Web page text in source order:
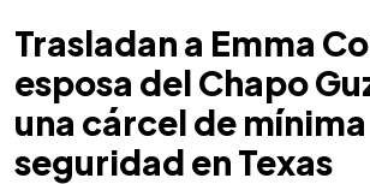
Trasladan a Emma
esposa del Chapo
una cárcel de mínima
seguridad en Texas